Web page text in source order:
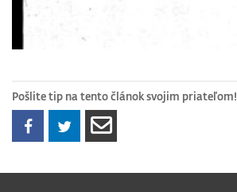
Pošlite tip na tento článok svojim priateľom!